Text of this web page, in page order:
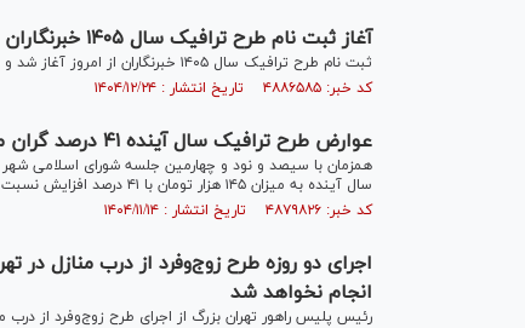
آغاز ثبت نام طرح ترافیک سال ۱۴۰۵ خبرنگاران
ثبت نام طرح ترافیک سال ۱۴۰۵ خبرنگاران از امروز آغاز شد و تا پایان فروردین ۱۴۰۵ ادامه دارد.
کد خبر: ۴۸۸۶۵۸۵ تاریخ انتشار : ۱۴۰۴/۱۲/۲۴
عوارض طرح ترافیک سال آینده ۴۱ درصد گران می‌شود
سال آینده به میزان ۱۴۵ هزار تومان با ۴۱ درصد افزایش نسبت به سال ۱۴۰۴ تعیین شد.
کد خبر: ۴۸۷۹۸۲۶ تاریخ انتشار : ۱۴۰۴/۱۱/۱۴
اجرای دو روزه طرح زوج‌وفرد از درب منازل در
انجام نخواهد شد
رئیس پلیس راهور تهران بزرگ از اجرای طرح زوج‌وفرد از درب منازل در